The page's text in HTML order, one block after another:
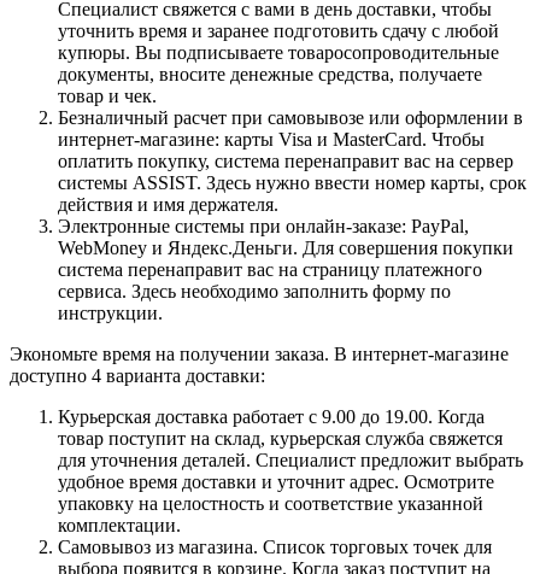
Специалист свяжется с вами в день доставки, чтобы
уточнить время и заранее подготовить сдачу с любой
купюры. Вы подписываете товаросопроводительные
документы, вносите денежные средства, получаете
товар и чек.
Безналичный расчет при самовывозе или оформлении в
интернет-магазине: карты Visa и MasterCard. Чтобы
оплатить покупку, система перенаправит вас на сервер
системы ASSIST. Здесь нужно ввести номер карты, срок
действия и имя держателя.
Электронные системы при онлайн-заказе: PayPal,
WebMoney и Яндекс.Деньги. Для совершения покупки
система перенаправит вас на страницу платежного
сервиса. Здесь необходимо заполнить форму по
инструкции.
Экономьте время на получении заказа. В интернет-магазине
доступно 4 варианта доставки:
Курьерская доставка работает с 9.00 до 19.00. Когда
товар поступит на склад, курьерская служба свяжется
для уточнения деталей. Специалист предложит выбрать
удобное время доставки и уточнит адрес. Осмотрите
упаковку на целостность и соответствие указанной
комплектации.
Самовывоз из магазина. Список торговых точек для
выбора появится в корзине. Когда заказ поступит на